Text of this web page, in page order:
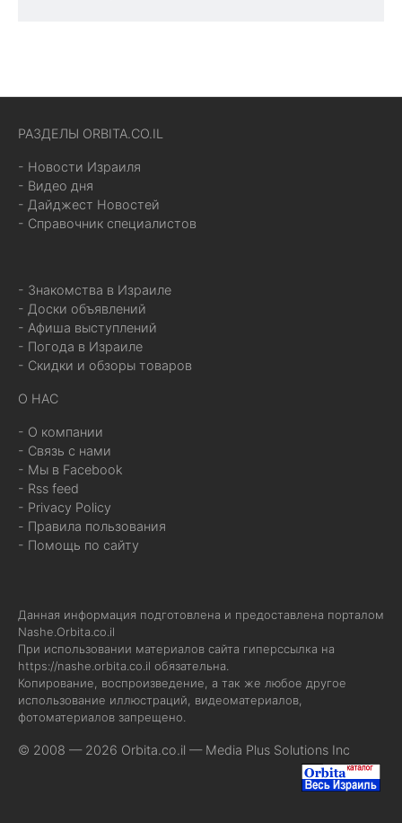
РАЗДЕЛЫ ORBITA.CO.IL
- Новости Израиля
- Видео дня
- Дайджест Новостей
- Справочник специалистов
- Знакомства в Израиле
- Доски объявлений
- Афиша выступлений
- Погода в Израиле
- Скидки и обзоры товаров
О НАС
- О компании
- Связь с нами
- Мы в Facebook
- Rss feed
- Privacy Policy
- Правила пользования
- Помощь по сайту
Данная информация подготовлена и предоставлена порталом
Nashe.Orbita.co.il
При использовании материалов сайта гиперссылка на
https://nashe.orbita.co.il обязательна.
Копирование, воспроизведение, а так же любое другое
использование иллюстраций, видеоматериалов,
фотоматериалов запрещено.
© 2008 — 2026 Orbita.co.il — Media Plus Solutions Inc